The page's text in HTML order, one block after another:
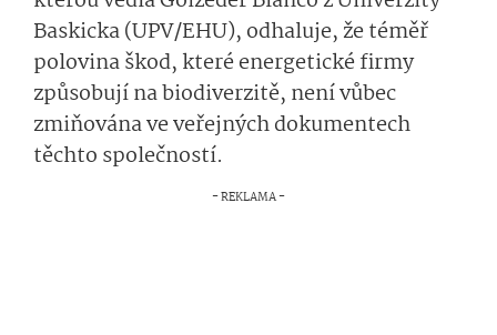
Baskicka (UPV/EHU), odhaluje, že téměř
polovina škod, které energetické firmy
způsobují na biodiverzitě, není vůbec
zmiňována ve veřejných dokumentech
těchto společností.